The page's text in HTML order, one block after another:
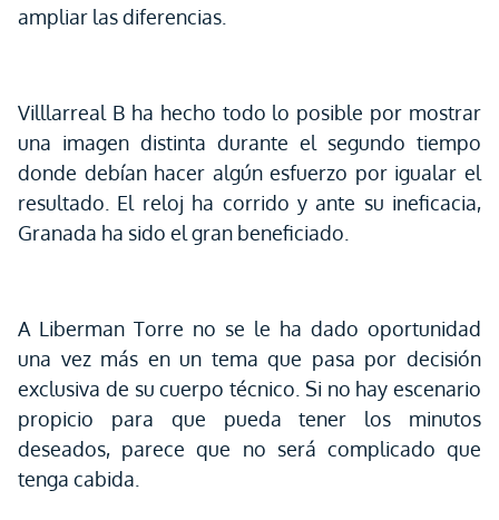
ampliar las diferencias.
Villlarreal B ha hecho todo lo posible por mostrar
una imagen distinta durante el segundo tiempo
donde debían hacer algún esfuerzo por igualar el
resultado. El reloj ha corrido y ante su ineficacia,
Granada ha sido el gran beneficiado.
A Liberman Torre no se le ha dado oportunidad
una vez más en un tema que pasa por decisión
exclusiva de su cuerpo técnico. Si no hay escenario
propicio para que pueda tener los minutos
deseados, parece que no será complicado que
tenga cabida.